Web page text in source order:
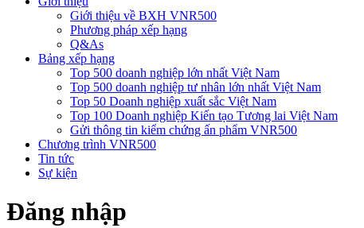
Giới thiệu về BXH VNR500
Phương pháp xếp hạng
Q&As
Bảng xếp hạng
Top 500 doanh nghiệp lớn nhất Việt Nam
Top 500 doanh nghiệp tư nhân lớn nhất Việt Nam
Top 50 Doanh nghiệp xuất sắc Việt Nam
Top 100 Doanh nghiệp Kiến tạo Tương lai Việt Nam
Gửi thông tin kiểm chứng ấn phẩm VNR500
Chương trình VNR500
Tin tức
Sự kiện
Đăng nhập